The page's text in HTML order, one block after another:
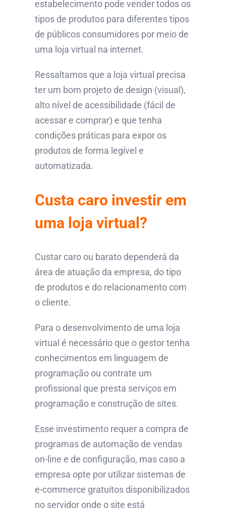
estabelecimento pode vender todos os
tipos de produtos para diferentes tipos
de públicos consumidores por meio de
uma loja virtual na internet.
Ressaltamos que a loja virtual precisa
ter um bom projeto de design (visual),
alto nível de acessibilidade (fácil de
acessar e comprar) e que tenha
condições práticas para expor os
produtos de forma legível e
automatizada.
Custa caro investir em
uma loja virtual?
Custar caro ou barato dependerá da
área de atuação da empresa, do tipo
de produtos e do relacionamento com
o cliente.
Para o desenvolvimento de uma loja
virtual é necessário que o gestor tenha
conhecimentos em linguagem de
programação ou contrate um
profissional que presta serviços em
programação e construção de sites.
Esse investimento requer a compra de
programas de automação de vendas
on-line e de configuração, mas caso a
empresa opte por utilizar sistemas de
e-commerce gratuitos disponibilizados
no servidor onde o site está